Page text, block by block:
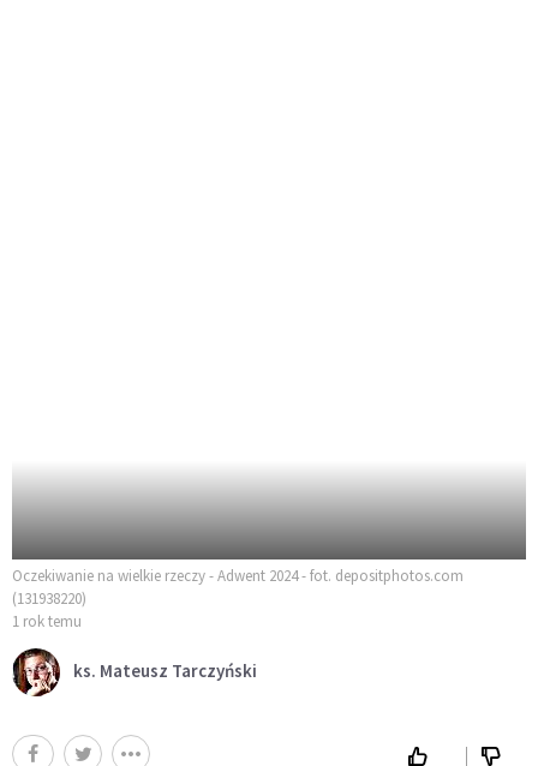
Oczekiwanie na wielkie rzeczy - Adwent 2024 - fot. depositphotos.com
(131938220)
1 rok temu
ks. Mateusz Tarczyński